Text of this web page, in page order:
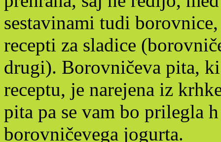
sestavinami tudi
recepti za sladice
drugi). Borovničeva pita,
receptu, je narejena iz
pita pa se vam bo prilegla
borovničevega jogurta.